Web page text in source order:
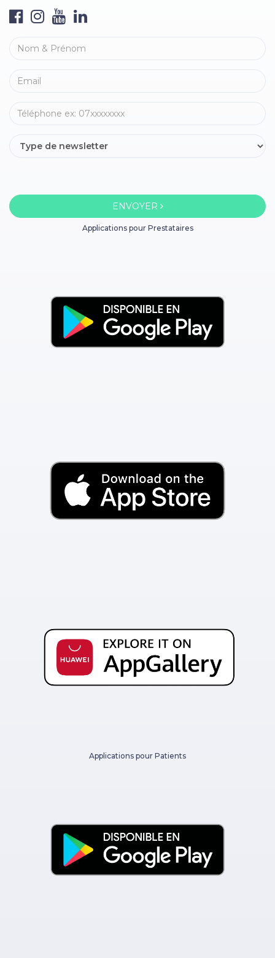
ENVOYER
Applications pour Prestataires
Applications pour Patients